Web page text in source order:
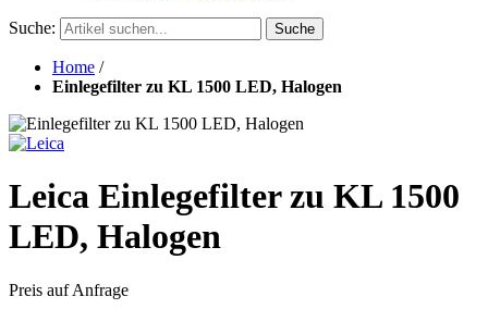
Suche: Suche
Home /
Einlegefilter zu KL 1500 LED, Halogen
Leica Einlegefilter zu KL 1500
LED, Halogen
Preis auf Anfrage